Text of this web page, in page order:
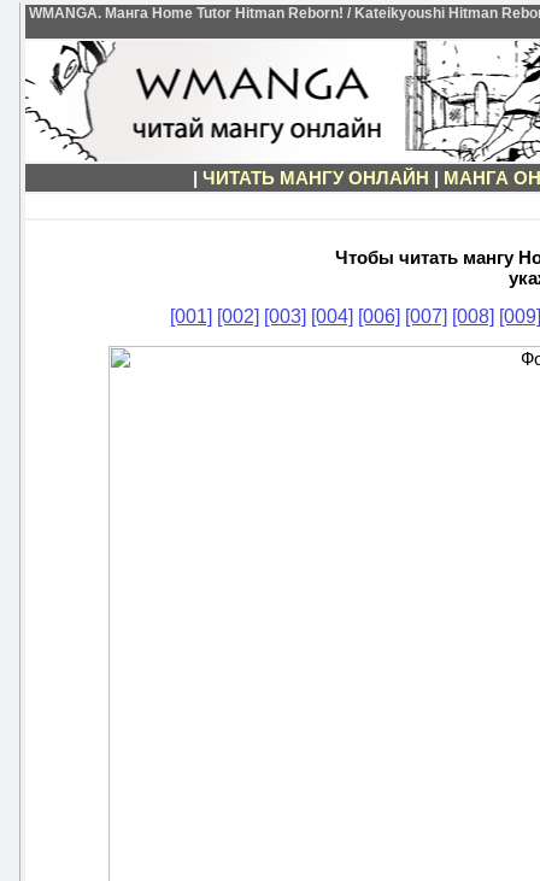
WMANGA. Манга Home Tutor Hitman Reborn! / Kateikyoushi Hitman
| ЧИТАТЬ МАНГУ ОНЛАЙН | МАНГА
Чтобы читать мангу
[001] [002] [003] [004] [006] [007] [008] [009]